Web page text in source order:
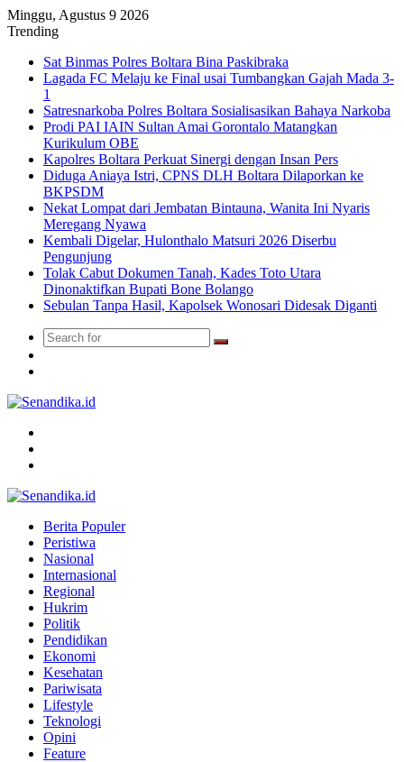
Minggu, Agustus 9 2026
Trending
Sat Binmas Polres Boltara Bina Paskibraka
Lagada FC Melaju ke Final usai Tumbangkan Gajah Mada 3-
1
Satresnarkoba Polres Boltara Sosialisasikan Bahaya Narkoba
Prodi PAI IAIN Sultan Amai Gorontalo Matangkan
Kurikulum OBE
Kapolres Boltara Perkuat Sinergi dengan Insan Pers
Diduga Aniaya Istri, CPNS DLH Boltara Dilaporkan ke
BKPSDM
Nekat Lompat dari Jembatan Bintauna, Wanita Ini Nyaris
Meregang Nyawa
Kembali Digelar, Hulonthalo Matsuri 2026 Diserbu
Pengunjung
Tolak Cabut Dokumen Tanah, Kades Toto Utara
Dinonaktifkan Bupati Bone Bolango
Sebulan Tanpa Hasil, Kapolsek Wonosari Didesak Diganti
Search
Berita Populer
Peristiwa
Nasional
Internasional
Regional
Hukrim
Politik
Pendidikan
Ekonomi
Kesehatan
Pariwisata
Lifestyle
Teknologi
Opini
Feature